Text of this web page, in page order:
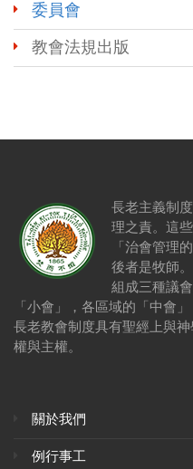
委員會
教會法規出版
長老主義制
理之責。這
「治會管理
後者是牧師
組成三種議
「小會」，各區域的「中會
長老教會制度具有聖經上與
權與主權。
關於我們
例行事工